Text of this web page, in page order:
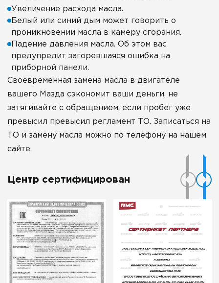
Увеличение расхода масла.
Белый или синий дым может говорить о
проникновении масла в камеру сгорания.
Падение давления масла. Об этом вас
предупредит загоревшаяся ошибка на
приборной панели.
Своевременная замена масла в двигателе
вашего Мазда сэкономит ваши деньги, не
затягивайте с обращением, если пробег уже
превысил превысил регламент ТО. Записаться на
ТО и замену масла можно по телефону на нашем
сайте.
Центр сертифицирован